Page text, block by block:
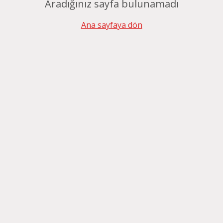
Aradığınız sayfa bulunamadı
Ana sayfaya dön